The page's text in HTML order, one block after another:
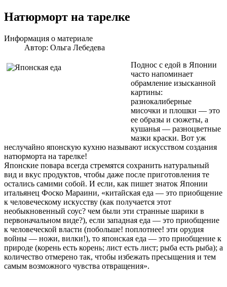
Натюрморт на тарелке
Информация о материале
Автор: Ольга Лебедева
Поднос с едой в Японии
часто напоминает
обрамление изысканной
картины:
разнокалиберные
мисочки и плошки — это
ее образы и сюжеты, а
кушанья — разноцветные
мазки краски. Вот уж
неслучайно японскую кухню называют искусством создания
натюрморта на тарелке!
Японские повара всегда стремятся сохранить натуральный
вид и вкус продуктов, чтобы даже после приготовления те
остались самими собой. И если, как пишет знаток Японии
итальянец Фоско Мараини, «китайская еда — это приобщение
к человеческому искусству (как получается этот
необыкновенный соус? чем были эти странные шарики в
первоначальном виде?), если западная еда — это приобщение
к человеческой власти (побольше! поплотнее! эти орудия
войны — ножи, вилки!), то японская еда — это приобщение к
природе (корень есть корень; лист есть лист; рыба есть рыба); а
количество отмерено так, чтобы избежать пресыщения и тем
самым возможного чувства отвращения».